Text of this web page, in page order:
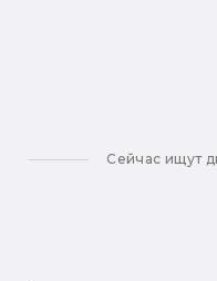
Сейчас ищут